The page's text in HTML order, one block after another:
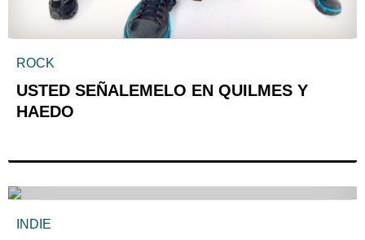
ROCK
USTED SEÑALEMELO EN QUILMES Y
HAEDO
INDIE